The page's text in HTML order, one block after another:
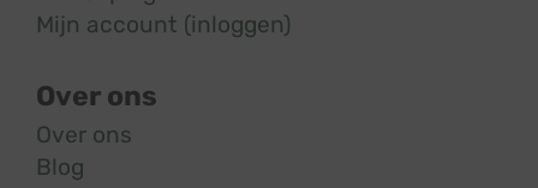
Mijn account (inloggen)
Over ons
Over ons
Blog